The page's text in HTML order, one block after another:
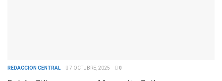
REDACCION CENTRAL 7 OCTUBRE, 2025 0